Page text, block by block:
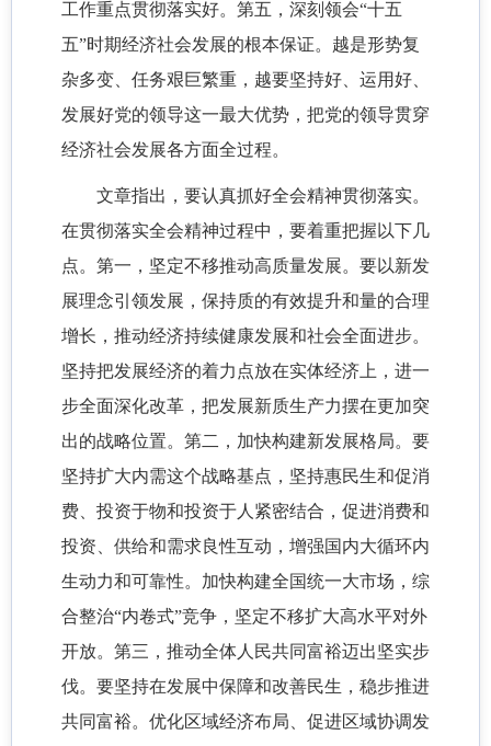
工作重点贯彻落实好。第五，深刻领会“十五
五”时期经济社会发展的根本保证。越是形势复
杂多变、任务艰巨繁重，越要坚持好、运用好、
发展好党的领导这一最大优势，把党的领导贯穿
经济社会发展各方面全过程。
文章指出，要认真抓好全会精神贯彻落实。
在贯彻落实全会精神过程中，要着重把握以下几
点。第一，坚定不移推动高质量发展。要以新发
展理念引领发展，保持质的有效提升和量的合理
增长，推动经济持续健康发展和社会全面进步。
坚持把发展经济的着力点放在实体经济上，进一
步全面深化改革，把发展新质生产力摆在更加突
出的战略位置。第二，加快构建新发展格局。要
坚持扩大内需这个战略基点，坚持惠民生和促消
费、投资于物和投资于人紧密结合，促进消费和
投资、供给和需求良性互动，增强国内大循环内
生动力和可靠性。加快构建全国统一大市场，综
合整治“内卷式”竞争，坚定不移扩大高水平对外
开放。第三，推动全体人民共同富裕迈出坚实步
伐。要坚持在发展中保障和改善民生，稳步推进
共同富裕。优化区域经济布局、促进区域协调发